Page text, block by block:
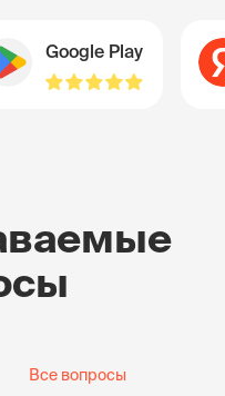
Google Play
Все вопросы